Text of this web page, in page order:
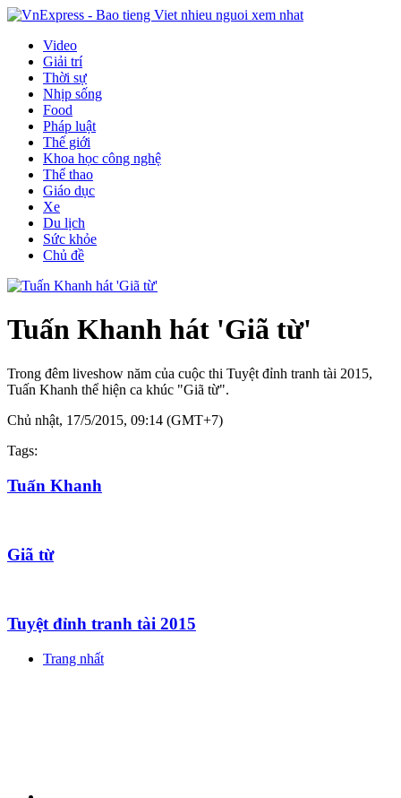
Video
Giải trí
Thời sự
Nhịp sống
Food
Pháp luật
Thế giới
Khoa học công nghệ
Thể thao
Giáo dục
Xe
Du lịch
Sức khỏe
Chủ đề
Tuấn Khanh hát 'Giã từ'
Trong đêm liveshow năm của cuộc thi Tuyệt đỉnh tranh tài 2015,
Tuấn Khanh thể hiện ca khúc "Giã từ".
Chủ nhật, 17/5/2015, 09:14 (GMT+7)
Tags:
Tuấn Khanh
Giã từ
Tuyệt đỉnh tranh tài 2015
Trang nhất